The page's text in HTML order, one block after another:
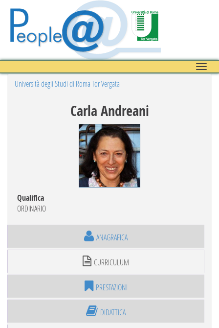
Toggle
Università degli Studi di Roma Tor Vergata
Carla Andreani
Qualifica
ORDINARIO
ANAGRAFICA
CURRICULUM
PRESTAZIONI
DIDATTICA